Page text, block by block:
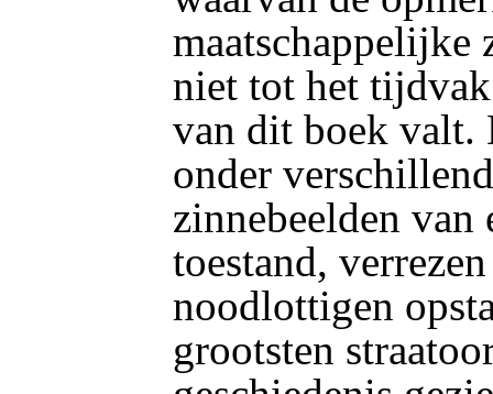
maatschappelijke
niet tot het
van dit boek valt.
onder
zinnebeelden van
toestand,
noodlottigen
grootsten